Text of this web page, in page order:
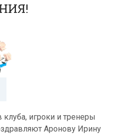
игроки и тренеры
Аронову Ирину